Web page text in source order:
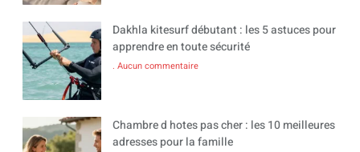
Dakhla kitesurf débutant : les 5 astuces pour
apprendre en toute sécurité
Aucun commentaire
Chambre d hotes pas cher : les 10 meilleures
adresses pour la famille